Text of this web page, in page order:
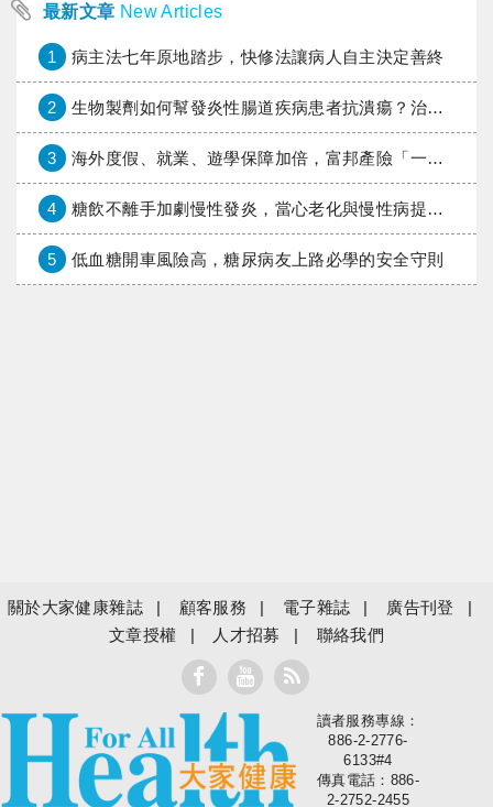
最新文章 New Articles
1 病主法七年原地踏步，快修法讓病人自主決定善終
2 生物製劑如何幫發炎性腸道疾病患者抗潰瘍？治療進展與健保給付困境一次看
3 海外度假、就業、遊學保障加倍，富邦產險「一期逐夢」專案加碼遠距醫療與緊急救援
4 糖飲不離手加劇慢性發炎，當心老化與慢性病提早報到
5 低血糖開車風險高，糖尿病友上路必學的安全守則
關於大家健康雜誌 顧客服務 電子雜誌
廣告刊登
文章授權
人才招募 聯絡我們
大家健康
讀者服務專線：
886-2-2776-
6133#4
傳真電話：886-
2-2752-2455